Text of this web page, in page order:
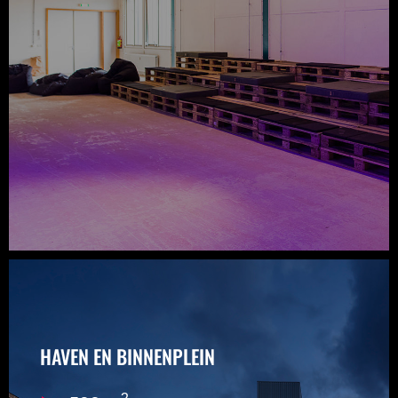
BOEK NU
HAVEN EN BINNENPLEIN
Aan de IJ-zijde van de Kromhouthal bevindt zich
een eigen aanlegsteiger om vervoer per boot